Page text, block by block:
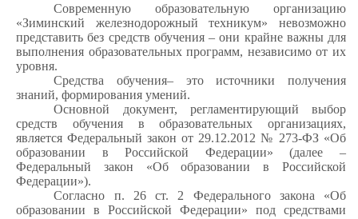
Современную образовательную организацию
«Зиминский железнодорожный техникум» невозможно
представить без средств обучения – они крайне важны для
выполнения образовательных программ, независимо от их
уровня.
Средства обучения– это источники получения
знаний, формирования умений.
Основной документ, регламентирующий выбор
средств обучения в образовательных организациях,
является Федеральный закон от 29.12.2012 № 273-ФЗ «Об
образовании в Российской Федерации» (далее –
Федеральный закон «Об образовании в Российской
Федерации»).
Согласно п. 26 ст. 2 Федерального закона «Об
образовании в Российской Федерации» под средствами